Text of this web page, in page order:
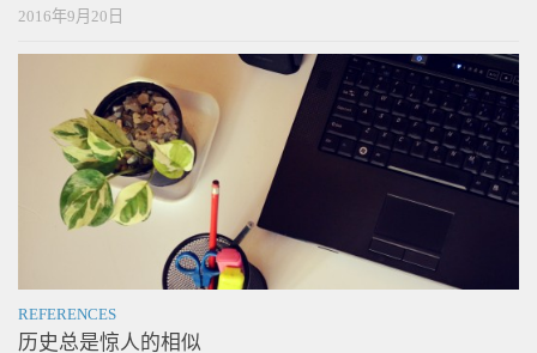
2016年9月20日
REFERENCES
历史总是惊人的相似